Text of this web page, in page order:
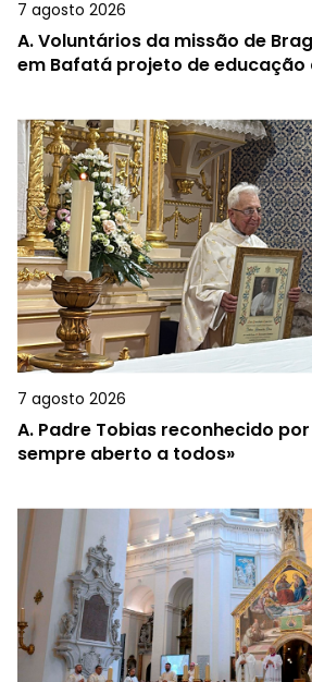
7 agosto 2026
A.Voluntários da missão de
em Bafatá projeto de educação
7 agosto 2026
A. Padre Tobias reconhecido
sempre aberto a todos»